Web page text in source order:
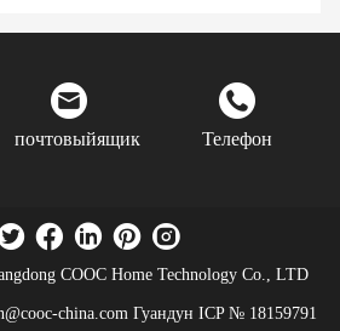
почтовыйящик Телефон
COOC Home Technology Co., LTD
china.com Гуандун ICP № 18159791